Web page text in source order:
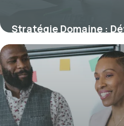
Stratégie Domaine :
8 juillet 2026